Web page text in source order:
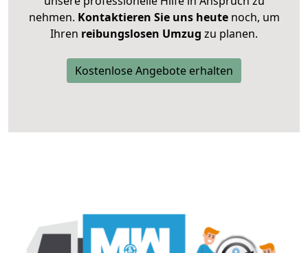
nehmen. Kontaktieren Sie uns heutenoch, um
Ihren reibungslosen Umzug zu planen.
Kostenlose Angebote erhalten